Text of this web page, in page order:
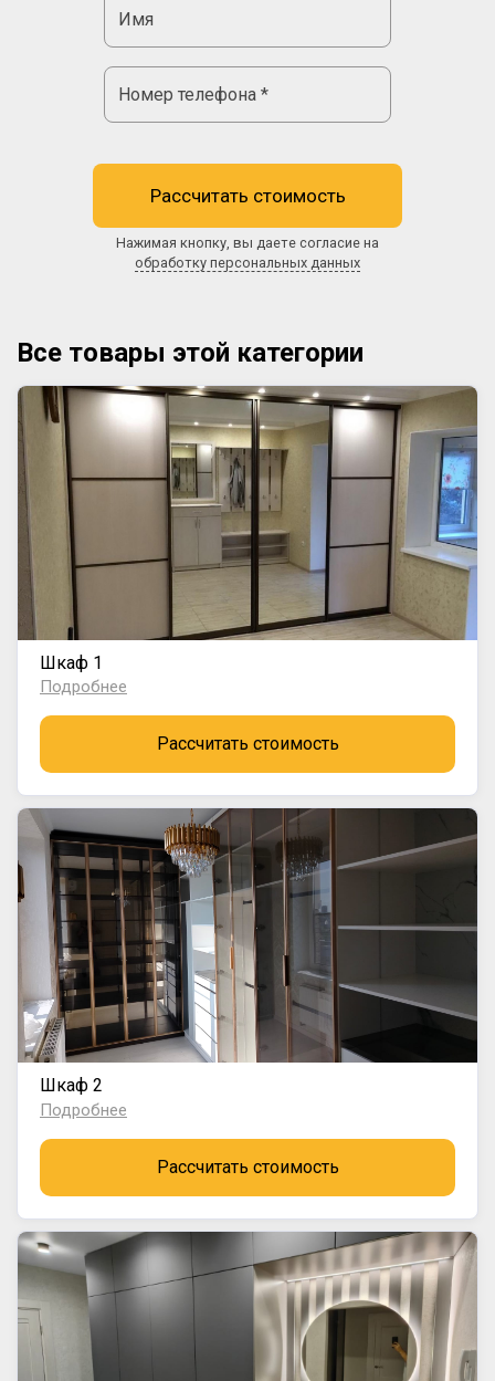
Рассчитать стоимость
Нажимая кнопку, вы даете согласие на
обработку персональных данных
Все товары этой категории
Шкаф 1
Подробнее
Рассчитать стоимость
Шкаф 2
Подробнее
Рассчитать стоимость